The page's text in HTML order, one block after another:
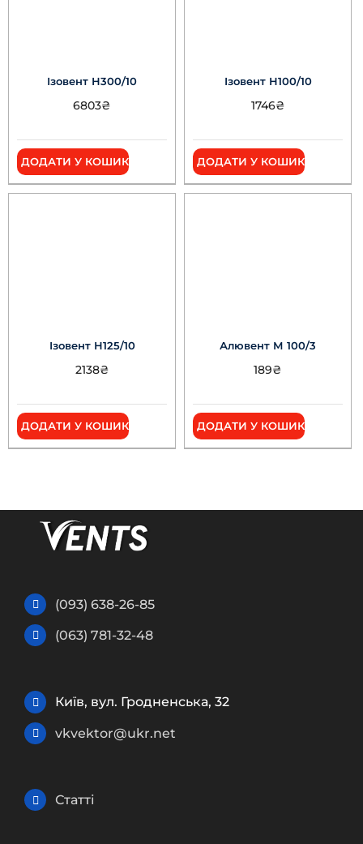
Ізовент Н300/10
6803₴
ДОДАТИ У КОШИК
Ізовент Н100/10
1746₴
ДОДАТИ У КОШИК
Ізовент Н125/10
2138₴
ДОДАТИ У КОШИК
Алювент М 100/3
189₴
ДОДАТИ У КОШИК
(093) 638-26-85
(063) 781-32-48
Київ, вул. Гродненська, 32
vkvektor@ukr.net
Статті